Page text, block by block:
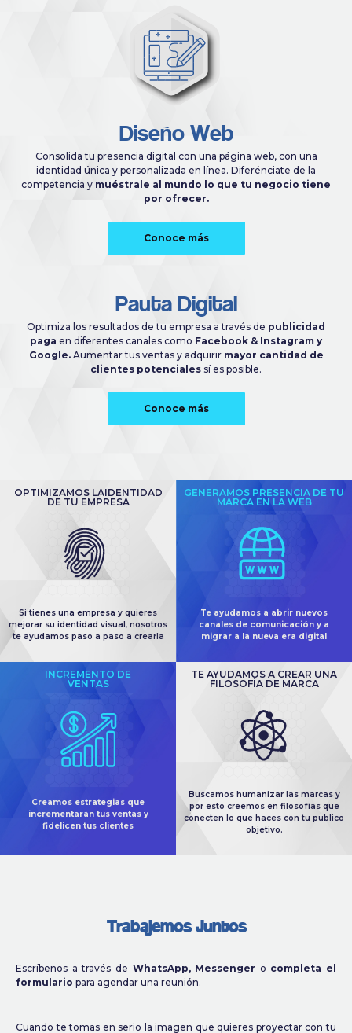
Diseño Web
Consolida tu presencia digital con una página web, con una
identidad única y personalizada en línea. Diferénciate de la
competencia y muéstrale al mundo lo que tu negocio tiene
por ofrecer.
Conoce más
Pauta Digital
Optimiza los resultados de tu empresa a través de publicidad
paga en diferentes canales como Facebook & Instagram y
Google.Aumentar tus ventas y adquirir mayor cantidad de
clientes potenciales sí es posible.
Conoce más
OPTIMIZAMOS LAIDENTIDAD
DE TU EMPRESA
Si tienes una empresa y quieres
mejorar su identidad visual, nosotros
te ayudamos paso a paso a crearla
GENERAMOS PRESENCIA DE TU
MARCA EN LA WEB
Te ayudamos a abrir nuevos
canales de comunicación y a
migrar a la nueva era digital
INCREMENTO DE
VENTAS
Creamos estrategias que
incrementarán tus ventas y
fidelicen tus clientes
TE AYUDAMOS A CREAR UNA
FILOSOFÍA DE MARCA
Buscamos humanizar las marcas y
por esto creemos en filosofías que
conecten lo que haces con tu publico
objetivo.
Trabajemos Juntos
Escríbenos a través de WhatsApp, Messenger o completa el
formulario para agendar una reunión.
Cuando te tomas en serio la imagen que quieres proyectar con tu